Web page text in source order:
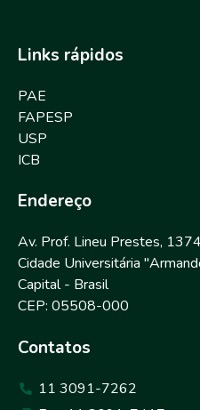
Links rápidos
PAE
FAPESP
USP
ICB
Endereço
Av. Prof. Lineu Prestes,
Cidade Universitária
Capital - Brasil
CEP: 05508-000
Contatos
11 3091-7262